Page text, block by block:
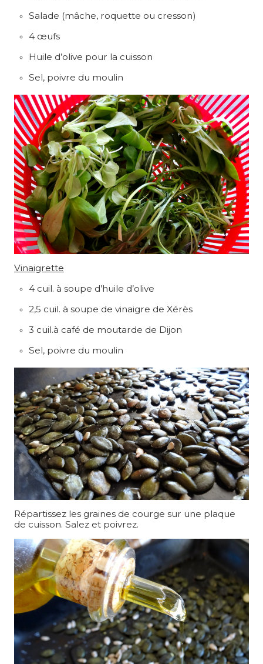
Salade (mâche, roquette ou cresson)
4 œufs
Huile d’olive pour la cuisson
Sel, poivre du moulin
Vinaigrette
4 cuil. à soupe d’huile d’olive
2,5 cuil. à soupe de vinaigre de Xérès
3 cuil.à café de moutarde de Dijon
Sel, poivre du moulin
Répartissez les graines de courge sur une plaque
de cuisson. Salez et poivrez.